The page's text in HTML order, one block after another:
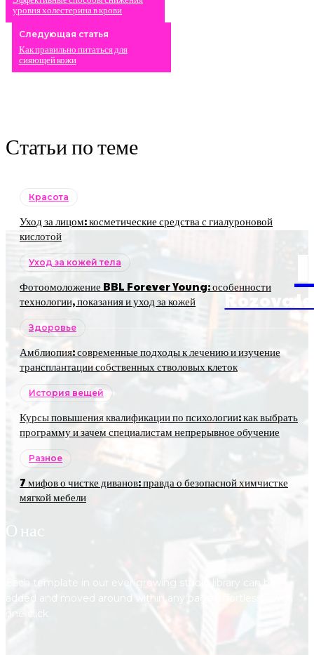
уровня холестерина в крови
Следующая статья
Как правильно питаться для
сияющей кожи
Статьи по теме
Красота
Уход за лицом: косметические средства с гиалуроновой
кислотой
Уход за кожей тела
Фотоомоложение BBL Forever Young: особенности
технологии, показания и уход за кожей
Здоровье
Амблиопия: современные подходы к лечению и изучение
трансплантации собственных стволовых клеток
История вещей
Курсы повышения квалификации по психологии: как выбрать
программу и зачем специалистам непрерывное обучение
Разное
7 мифов о чистке диванов: правда о безопасной химчистке
мягкой мебели
О нас
Each template in our ever growing studio library can be
added and moved around within any page effortlessly with